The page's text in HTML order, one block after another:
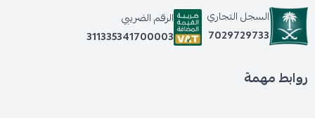
السجل التجاري
7029729733
الرقم الضريبي
311335341700003
روابط مهمة